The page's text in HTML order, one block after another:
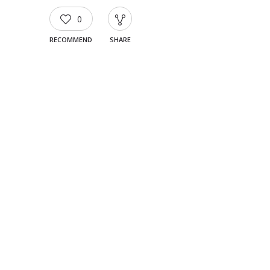
0
RECOMMEND SHARE